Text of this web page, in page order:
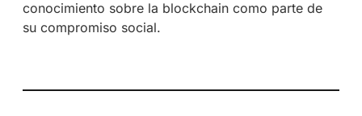
conocimiento sobre la blockchain como parte de
su compromiso social.